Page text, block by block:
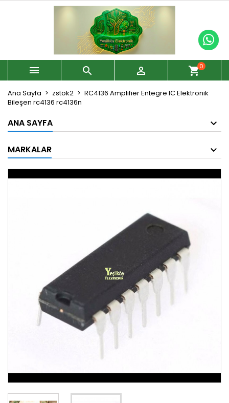
   shopping_cart0
Ana Sayfa zstok2
RC4136 Amplifier Entegre IC Elektronik
Bileşen rc4136 rc4136n
ANA SAYFA
MARKALAR